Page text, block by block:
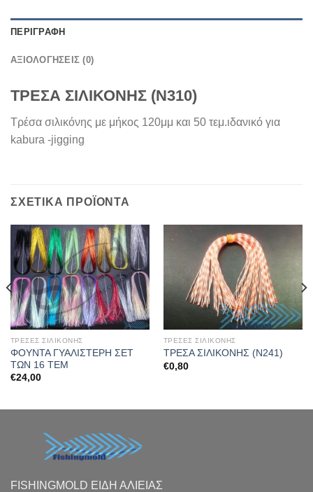
ΠΕΡΙΓΡΑΦΉ
ΑΞΙΟΛΟΓΉΣΕΙΣ (0)
ΤΡΕΣΑ ΣΙΛΙΚΟΝΗΣ (Ν310)
Τρέσα σιλικόνης με μήκος 120μμ και 50 τεμ.ιδανικό για
kabura -jigging
ΣΧΕΤΙΚΆ ΠΡΟΪΌΝΤΑ
ΤΡΕΣΕΣ ΣΙΛΙΚΟΝΗΣ
ΦΟΥΝΤΑ ΓΥΑΛΙΣΤΕΡΗ ΣΕΤ
ΤΩΝ 16 ΤΕΜ
€24,00
ΤΡΕΣΕΣ ΣΙΛΙΚΟΝΗΣ
ΤΡΕΣΑ ΣΙΛΙΚΟΝΗΣ (Ν241)
€0,80
FISHINGMOLD ΕΙΔΗ ΑΛΙΕΙΑΣ